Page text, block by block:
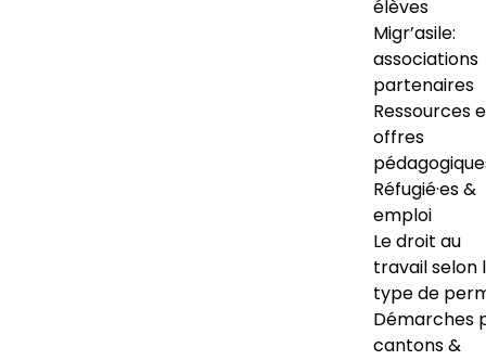
élèves
Migr’asile:
associations
partenaires
Ressources
offres
Réfugié·es &
emploi
Le droit au
travail selon
type de
Démarches
cantons &